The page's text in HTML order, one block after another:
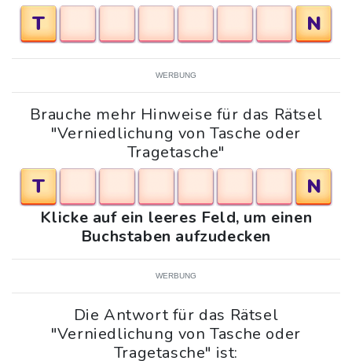
T
N
WERBUNG
Brauche mehr Hinweise für das Rätsel
"Verniedlichung von Tasche oder
Tragetasche"
T N
Klicke auf ein leeres Feld, um einen
Buchstaben aufzudecken
WERBUNG
Die Antwort für das Rätsel
"Verniedlichung von Tasche oder
Tragetasche" ist: